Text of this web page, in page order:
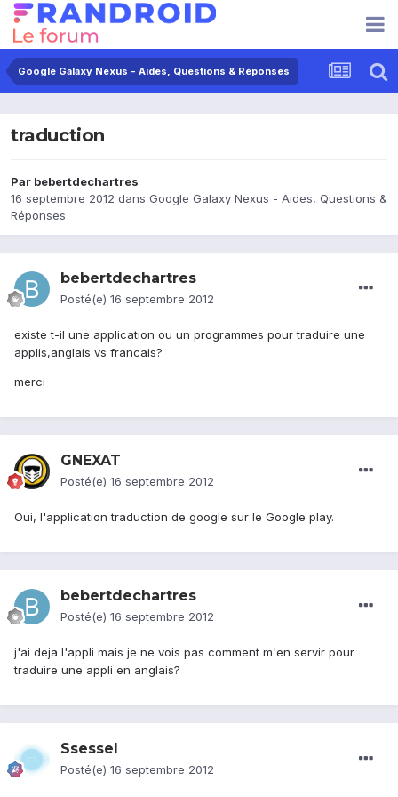
Google Galaxy Nexus - Aides, Questions & Réponses
traduction
Par bebertdechartres
16 septembre 2012 dans Google Galaxy Nexus - Aides, Questions &
Réponses
bebertdechartres
Posté(e) 16 septembre 2012
existe t-il une application ou un programmes pour traduire une
applis,anglais vs francais?
merci
GNEXAT
Posté(e) 16 septembre 2012
Oui, l'application traduction de google sur le Google play.
bebertdechartres
Posté(e) 16 septembre 2012
j'ai deja l'appli mais je ne vois pas comment m'en servir pour
traduire une appli en anglais?
Ssessel
Posté(e) 16 septembre 2012